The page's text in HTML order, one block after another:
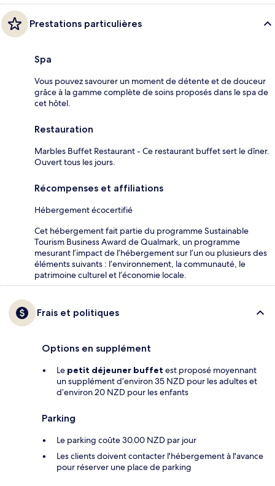
Prestations particulières
Spa
Vous pouvez savourer un moment de détente et de douceur
grâce à la gamme complète de soins proposés dans le spa de
cet hôtel.
Restauration
Marbles Buffet Restaurant - Ce restaurant buffet sert le dîner.
Ouvert tous les jours.
Récompenses et affiliations
Hébergement écocertifié
Cet hébergement fait partie du programme Sustainable
Tourism Business Award de Qualmark, un programme
mesurant l’impact de l’hébergement sur l’un ou plusieurs des
éléments suivants : l’environnement, la communauté, le
patrimoine culturel et l’économie locale.
Frais et politiques
Options en supplément
Le petit déjeuner buffet est proposé moyennant
un supplément d’environ 35 NZD pour les adultes et
d’environ 20 NZD pour les enfants
Parking
Le parking coûte 30.00 NZD par jour
Les clients doivent contacter l'hébergement à l'avance
pour réserver une place de parking